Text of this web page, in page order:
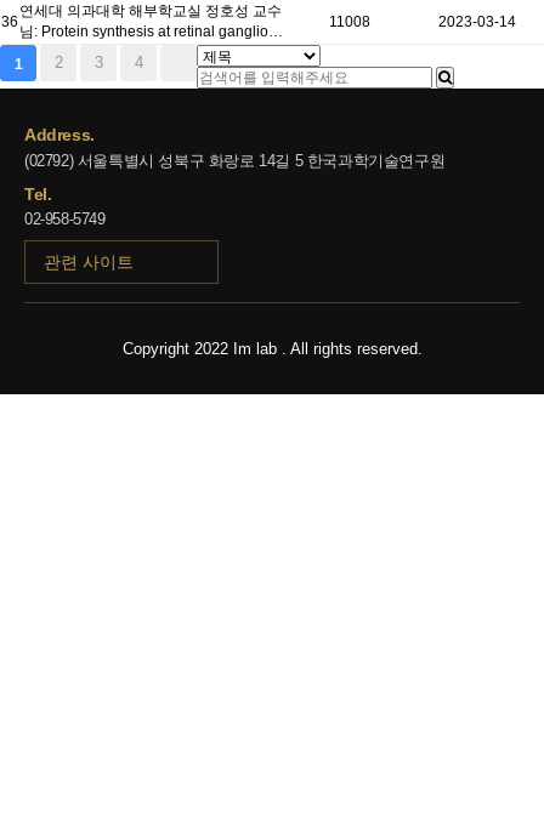
36
연세대 의과대학 해부학교실 정호성 교수
님: Protein synthesis at retinal ganglio…
11008 2023-03-14
1 2 3 4
Address.
(02792) 서울특별시 성북구 화랑로 14길 5 한국과학기술연구원
Tel.
02-958-5749
관련 사이트
Copyright 2022 Im lab . All rights reserved.